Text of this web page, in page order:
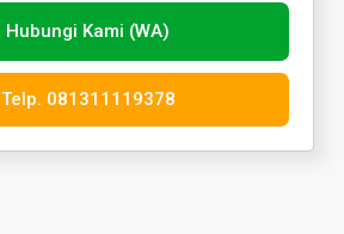
Hubungi Kami (WA)
Telp. 081311119378